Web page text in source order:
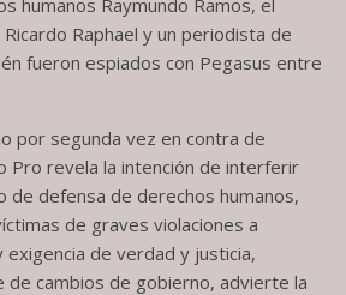
Raphael y un periodista de
fueron espiados con Pegasus entre
por segunda vez en contra de
Pro revela la intención de interferir
de defensa de derechos humanos,
de graves violaciones a
exigencia de verdad y justicia,
cambios de gobierno, advierte la